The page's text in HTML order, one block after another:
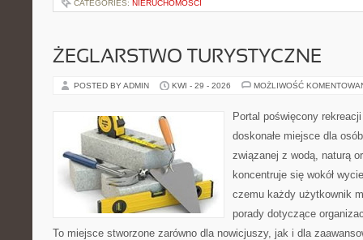
CATEGORIES: NIERUCHOMOŚCI
ŻEGLARSTWO TURYSTYCZNE
POSTED BY ADMIN KWI - 29 - 2026 MOŻLIWOŚĆ
Portal poświęcony
doskonałe miejsce dla
związanej z wodą, naturą
koncentruje się wokół
czemu każdy użytkownik
porady dotyczące
To miejsce stworzone zarówno dla nowicjuszy, jak i dla